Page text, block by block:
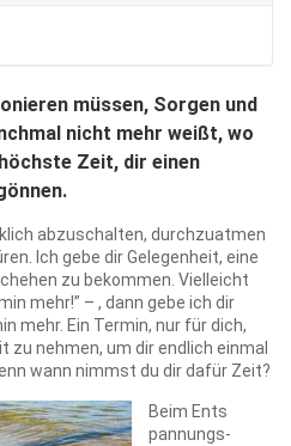
müssen, Sorgen und
nicht mehr weißt, wo
Zeit, dir einen
abzuschalten, durchzuatmen
Ich gebe dir Gelegenheit, eine
zu bekommen. Vielleicht
mehr!” – , dann gebe ich dir
mehr. Ein Termin, nur für dich,
zu nehmen, um dir endlich einmal
wann nimmst du dir dafür Zeit?
Beim Ents
pannungs-